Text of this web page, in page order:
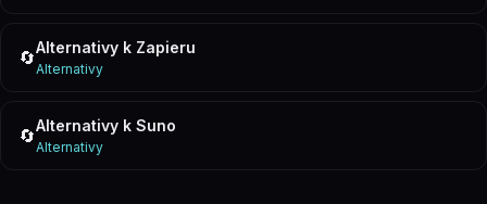
🔄Alternativy k Zapieru
Alternativy
🔄Alternativy k Suno
Alternativy